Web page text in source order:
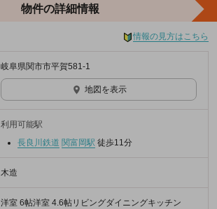
物件の詳細情報
情報の見方はこちら
岐阜県関市市平賀581-1
地図を表示
利用可能駅
長良川鉄道 関富岡駅 徒歩11分
木造
洋室 6帖洋室 4.6帖リビングダイニングキッチン